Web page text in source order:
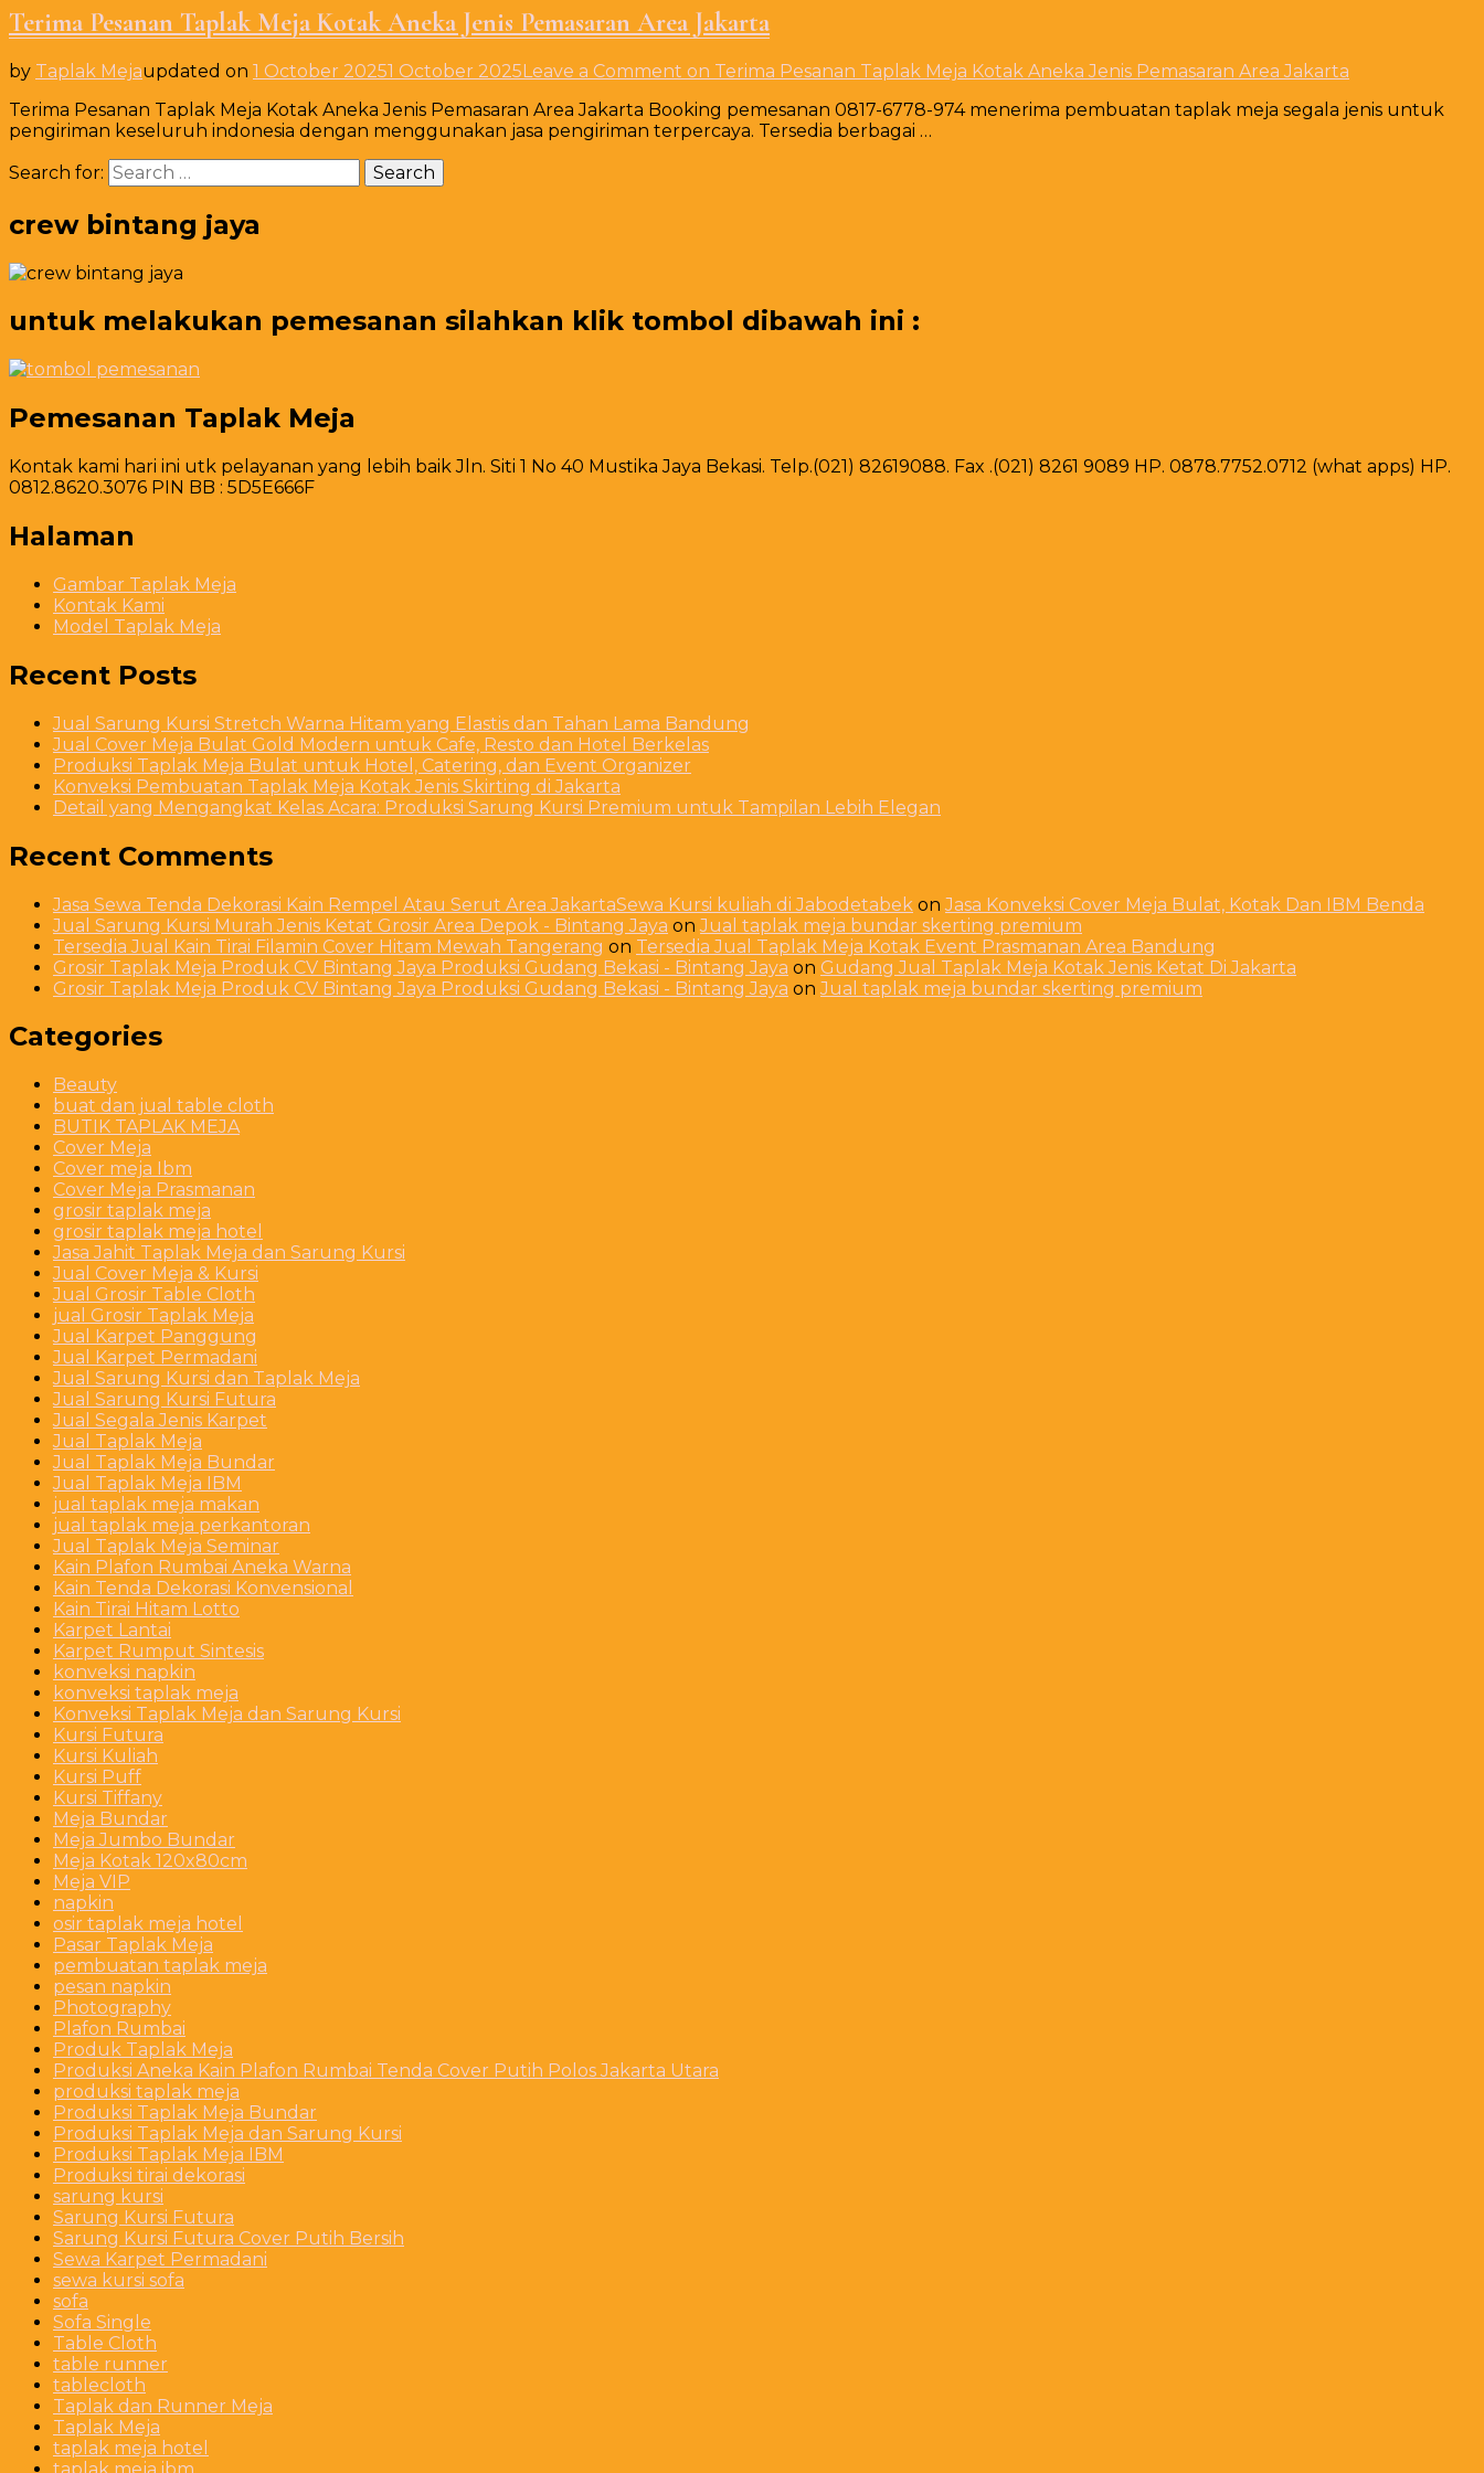
Terima Pesanan Taplak Meja Kotak Aneka Jenis Pemasaran Area Jakarta
by Taplak Mejaupdated on 1 October 20251 October 2025Leave a Comment on Terima Pesanan Taplak Meja Kotak Aneka Jenis Pemasaran Area Jakarta
Terima Pesanan Taplak Meja Kotak Aneka Jenis Pemasaran Area Jakarta Booking pemesanan 0817-6778-974 menerima pembuatan taplak meja segala jenis untuk
pengiriman keseluruh indonesia dengan menggunakan jasa pengiriman terpercaya. Tersedia berbagai …
Search for:
crew bintang jaya
untuk melakukan pemesanan silahkan klik tombol dibawah ini :
Pemesanan Taplak Meja
Kontak kami hari ini utk pelayanan yang lebih baik Jln. Siti 1 No 40 Mustika Jaya Bekasi. Telp.(021) 82619088. Fax .(021) 8261 9089 HP. 0878.7752.0712 (what apps) HP.
0812.8620.3076 PIN BB : 5D5E666F
Halaman
Gambar Taplak Meja
Kontak Kami
Model Taplak Meja
Recent Posts
Jual Sarung Kursi Stretch Warna Hitam yang Elastis dan Tahan Lama Bandung
Jual Cover Meja Bulat Gold Modern untuk Cafe, Resto dan Hotel Berkelas
Produksi Taplak Meja Bulat untuk Hotel, Catering, dan Event Organizer
Konveksi Pembuatan Taplak Meja Kotak Jenis Skirting di Jakarta
Detail yang Mengangkat Kelas Acara: Produksi Sarung Kursi Premium untuk Tampilan Lebih Elegan
Recent Comments
Jasa Sewa Tenda Dekorasi Kain Rempel Atau Serut Area JakartaSewa Kursi kuliah di Jabodetabek onJasa Konveksi Cover Meja Bulat, Kotak Dan IBM Benda
Jual Sarung Kursi Murah Jenis Ketat Grosir Area Depok - Bintang Jaya onJual taplak meja bundar skerting premium
Tersedia Jual Kain Tirai Filamin Cover Hitam Mewah Tangerang on Tersedia Jual Taplak Meja Kotak Event Prasmanan Area Bandung
Grosir Taplak Meja Produk CV Bintang Jaya Produksi Gudang Bekasi - Bintang Jaya on Gudang Jual Taplak Meja Kotak Jenis Ketat Di Jakarta
Grosir Taplak Meja Produk CV Bintang Jaya Produksi Gudang Bekasi - Bintang Jaya onJual taplak meja bundar skerting premium
Categories
Beauty
buat dan jual table cloth
BUTIK TAPLAK MEJA
Cover Meja
Cover meja Ibm
Cover Meja Prasmanan
grosir taplak meja
grosir taplak meja hotel
Jasa Jahit Taplak Meja dan Sarung Kursi
Jual Cover Meja & Kursi
Jual Grosir Table Cloth
jual Grosir Taplak Meja
Jual Karpet Panggung
Jual Karpet Permadani
Jual Sarung Kursi dan Taplak Meja
Jual Sarung Kursi Futura
Jual Segala Jenis Karpet
Jual Taplak Meja
Jual Taplak Meja Bundar
Jual Taplak Meja IBM
jual taplak meja makan
jual taplak meja perkantoran
Jual Taplak Meja Seminar
Kain Plafon Rumbai Aneka Warna
Kain Tenda Dekorasi Konvensional
Kain Tirai Hitam Lotto
Karpet Lantai
Karpet Rumput Sintesis
konveksi napkin
konveksi taplak meja
Konveksi Taplak Meja dan Sarung Kursi
Kursi Futura
Kursi Kuliah
Kursi Puff
Kursi Tiffany
Meja Bundar
Meja Jumbo Bundar
Meja Kotak 120x80cm
Meja VIP
napkin
osir taplak meja hotel
Pasar Taplak Meja
pembuatan taplak meja
pesan napkin
Photography
Plafon Rumbai
Produk Taplak Meja
Produksi Aneka Kain Plafon Rumbai Tenda Cover Putih Polos Jakarta Utara
produksi taplak meja
Produksi Taplak Meja Bundar
Produksi Taplak Meja dan Sarung Kursi
Produksi Taplak Meja IBM
Produksi tirai dekorasi
sarung kursi
Sarung Kursi Futura
Sarung Kursi Futura Cover Putih Bersih
Sewa Karpet Permadani
sewa kursi sofa
sofa
Sofa Single
Table Cloth
table runner
tablecloth
Taplak dan Runner Meja
Taplak Meja
taplak meja hotel